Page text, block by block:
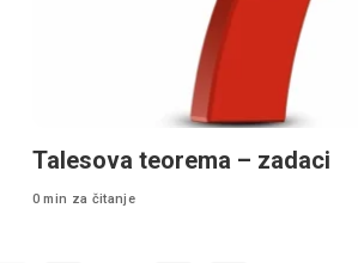
Talesova teorema – zadaci
0 min za čitanje